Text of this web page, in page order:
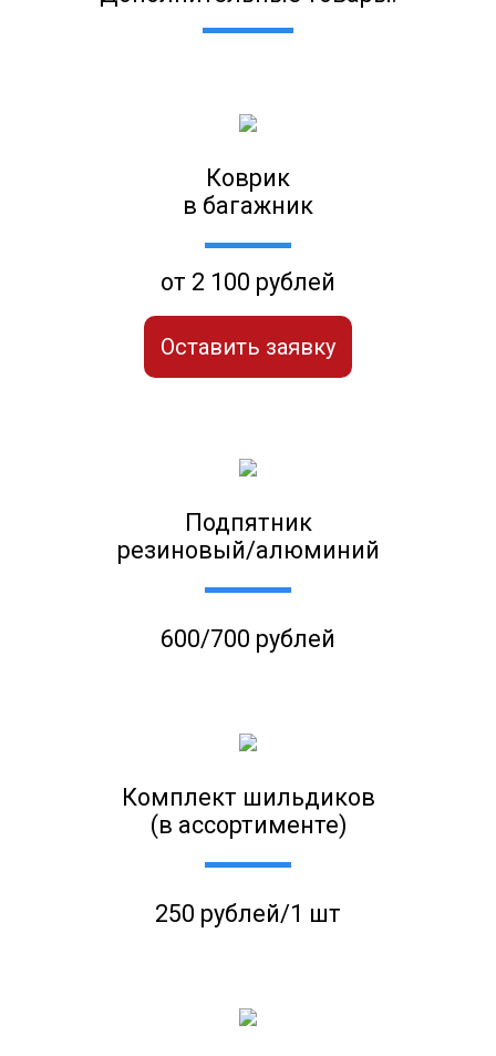
Коврик
в багажник
от 2 100 рублей
Оставить заявку
Подпятник
резиновый/алюминий
600/700 рублей
Комплект шильдиков
(в ассортименте)
250 рублей/1 шт